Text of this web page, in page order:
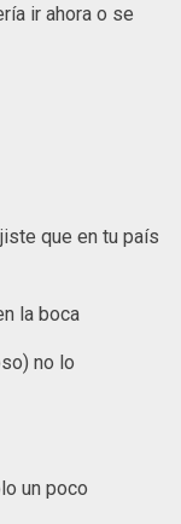
ir ahora o se
que en tu país
la boca
no lo
un poco